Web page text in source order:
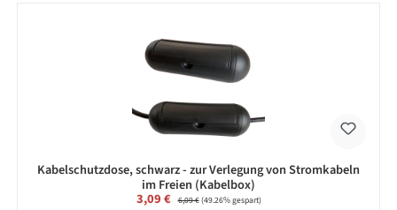
Kabelschutzdose, schwarz - zur Verlegung von Stromkabeln
im Freien (Kabelbox)
Verkaufspreis:
3,09 € Regulärer Preis:
6,09 €(49.26% gespart)